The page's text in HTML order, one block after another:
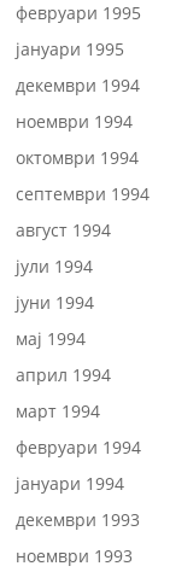
февруари 1995
јануари 1995
декември 1994
ноември 1994
октомври 1994
септември 1994
август 1994
јули 1994
јуни 1994
мај 1994
април 1994
март 1994
февруари 1994
јануари 1994
декември 1993
ноември 1993